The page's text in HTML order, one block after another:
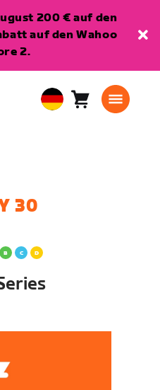
200 € auf den
auf den Wahoo
2.
EuropeanWarenkorb
30